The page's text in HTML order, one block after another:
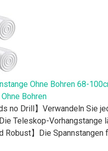
Ohne Bohren 68-
Bohren
no Drill】Verwandeln Sie
Teleskop-
Robust】Die